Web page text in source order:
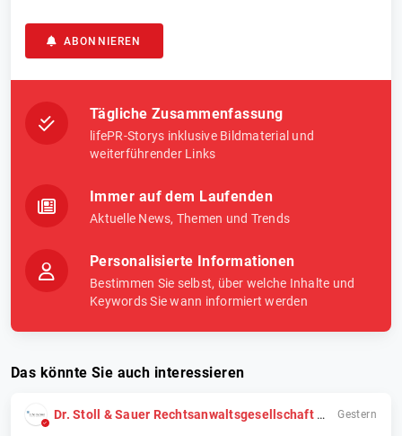
ABONNIEREN
Tägliche Zusammenfassung
lifePR-Storys inklusive Bildmaterial und
weiterführender Links
Immer auf dem Laufenden
Aktuelle News, Themen und Trends
Personalisierte Informationen
Bestimmen Sie selbst, über welche Inhalte und
Keywords Sie wann informiert werden
Das könnte Sie auch interessieren
Dr. Stoll & Sauer Rechtsanwaltsgesellschaft mbH Gestern